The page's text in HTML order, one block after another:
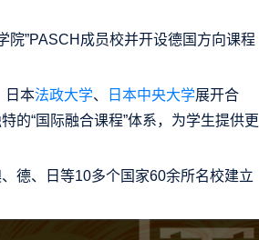
院”PASCH成员校并开设德国方向课程
日本法政大学、 日本中央大学展开合
的“国际融合课程”体系，为学生提供更
德、日等10多个国家60余所名校建立